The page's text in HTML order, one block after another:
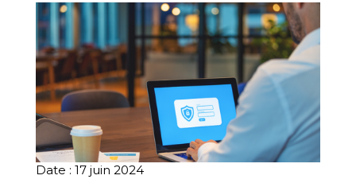
Date : 17 juin 2024